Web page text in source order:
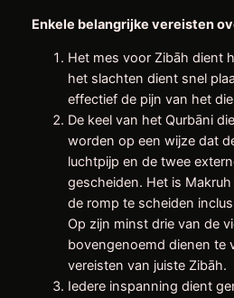
Enkele belangrijke vereisten
Het mes voor Zibāh dient
het slachten dient snel
effectief de pijn van het
De keel van het Qurbāni
worden op een wijze dat
luchtpijp en de twee
gescheiden. Het is
de romp te scheiden
Op zijn minst drie van de
bovengenoemd dienen te
vereisten van juiste Zibāh.
Iedere inspanning dient